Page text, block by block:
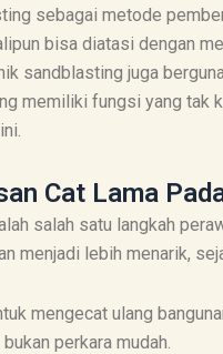
sebagai metode
bisa diatasi dengan
sandblasting juga
memiliki fungsi yang tak
Cat Lama
salah satu langkah
menjadi lebih menarik,
mengecat ulang
perkara mudah.